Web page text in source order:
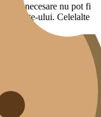
necesare nu pot fi
site-ului. Celelalte
ta, preferința de
fără a te identifica